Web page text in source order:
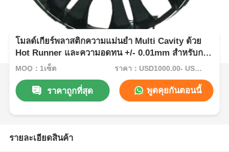
โมลด์เกียร์พลาสติกความแม่นยํา Multi Cavity ด้วย
Hot Runner และความอดทน +/- 0.01mm สําหรับการ
ใช้งานในอุตสาหกรรมรถยนต์
MOQ：1เซ็ต ราคา：USD1000.00- USD5000.00
ราคาถูกที่สุด พูดคุยกันตอนนี้
รายละเอียดสินค้า